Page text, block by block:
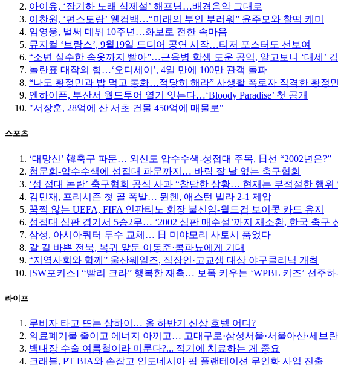
아이유, ‘장기하 노래 삭제설’ 해프닝…배경음악 그대로
이찬원, ‘편스토랑’ 웰컴백…“미래의 부인 부러워” 윤주모와 찰떡 케미
임영웅, 벌써 데뷔 10주년…화보로 전한 속마음
뮤지컬 ‘브람스’, 9월19일 드디어 공연 시작…티저 포스터도 선보여
“소변 실수한 속옷까지 빨아”…근육병 학생 도운 공익, 알고보니 ‘대세’
놀란표 대작의 힘…‘오디세이’, 4일 만에 100만 관객 돌파
“나도 황정민과 밥 먹고 통화…적당히 해라” 사생활 폭로자 직격한 황정
엔하이픈, 부산서 월드투어 열기 잇는다…‘Bloody Paradise’ 첫 공개
"서장훈, 28억에 산 서초 건물 450억에 매물로"
스포츠
‘대망신’ 韓축구 파문… 외신도 압수수색-성접대 주목, 日선 “2002년은?”
청문회-압수수색에 성접대 파문까지… 바람 잘 날 없는 축구협회
‘성 접대 논란’ 축구협회 공식 사과 “참담한 상황… 현재는 부적절한 행위
김민재, 프리시즌 첫 골 폭발… 뮌헨, 애스턴 빌라 2-1 제압
꿈쩍 않는 UEFA, FIFA 인판티노 회장 불신임-월드컵 보이콧 카드 유지
성접대 심판 경기서 5승2무… ‘2002 심판 매수설’까지 재소환, 한국 축구
삼성, 아시아쿼터 투수 교체… 日 미야모리 사토시 품었다
갈 길 바쁜 전북, 복귀 앞둔 이동준·콤파뇨에게 기대
“지역사회와 함께” 울산웨일즈, 직장인·고교생 대상 야구클리닉 개최
[SW포커스] ‘‘빨리 크라” 행복한 재촉… 보폭 키우는 ‘WPBL 키즈’ 선주
라이프
무비자 타고 뜨는 상하이… 올 하반기 신상 호텔 어디?
의료폐기물 줄이고 에너지 아끼고… 고대구로·삼성서울·서울아산·세브
백내장 수술 여름철이라 미룬다?... 적기에 치료하는 게 중요
크래블, PT BIA와 손잡고 인도네시아 팜 플랜테이션 무인화 사업 진출